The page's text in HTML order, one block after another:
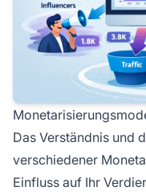
Das Verständnis und
verschiedener
Einfluss auf Ihr